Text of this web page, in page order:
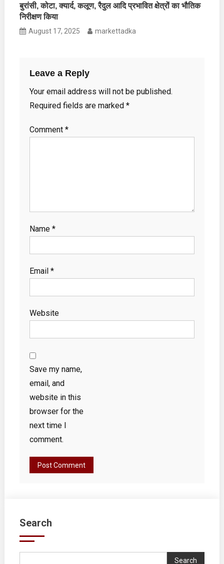
बुरांसी, कोटा, क्यार्द, कलूण, रैदुल आदि प्रभावित क्षेत्रों का भौतिक
निरीक्षण किया
August 17, 2025 markettadka
Leave a Reply
Your email address will not be published.
Required fields are marked *
Comment *
Name *
Email *
Website
Save my name,
email, and
website in this
browser for the
next time I
comment.
Search
Search